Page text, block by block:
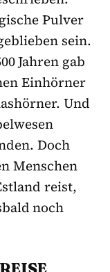
Pulver
sein.
Jahren gab
Einhörner
Und
Doch
Menschen
reist,
noch